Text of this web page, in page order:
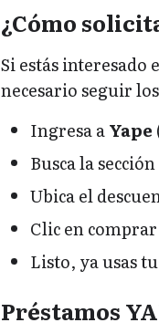
¿Cómo
Si estás interesado
necesario seguir
Ingresa aYape
Busca la sección
Ubica el
Clic en comprar
Listo, ya usas
Préstamos